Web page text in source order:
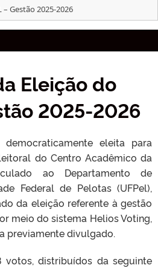
– Gestão 2025-2026
Eleição do
2025-2026
eleita para
do Centro Acadêmico da
ao Departamento de
Federal de Pelotas (UFPel),
da eleição referente à gestão
meio do sistema Helios Voting,
previamente divulgado.
votos, distribuídos da seguinte